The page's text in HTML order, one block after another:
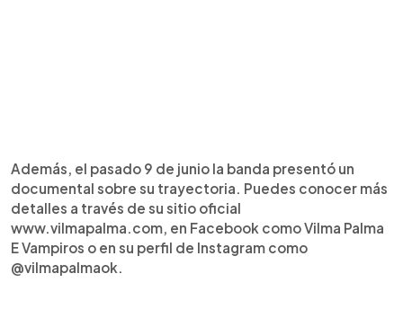
Además, el pasado 9 de junio la banda presentó un
documental sobre su trayectoria. Puedes conocer más
detalles a través de su sitio oficial
www.vilmapalma.com, en Facebook como Vilma Palma
E Vampiros o en su perfil de Instagram como
@vilmapalmaok.